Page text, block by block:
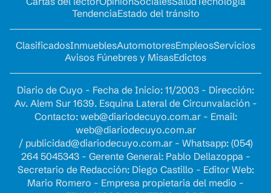
TendenciaEstado del tránsito
ClasificadosInmueblesAutomotoresEmpleosServicios
Avisos Fúnebres y MisasEdictos
Diario de Cuyo - Fecha de Inicio: 11/2003 - Dirección:
Av. Alem Sur 1639. Esquina Lateral de Circunvalación -
Contacto: web@diariodecuyo.com.ar- Email:
web@diariodecuyo.com.ar
/ publicidad@diariodecuyo.com.ar- Whatsapp: (054)
264 5045343 - Gerente General: Pablo Dellazoppa -
Secretario de Redacción: Diego Castillo - Editor Web:
Mario Romero - Empresa propietaria del medio -